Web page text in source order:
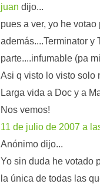
juan dijo...
pues a ver, yo he
además....Terminator y
parte....infumable (pa
Asi q visto lo visto solo
Larga vida a Doc y a
Nos vemos!
11 de julio de 2007 a
Anónimo dijo...
Yo sin duda he votado
la única de todas las